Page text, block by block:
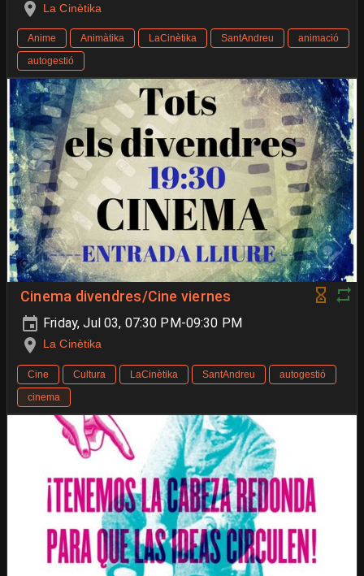
La Cinètika
Anime Animàtika LaCinètika SantAndreu
animació
autogestió
Cinema divendres/Cine viernes
Friday, Jul 03, 07:30 PM-09:30 PM
La Cinètika
Cine Cultura LaCinètika SantAndreu
autogestió
cinema